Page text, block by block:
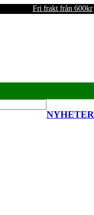
Fri frakt från 600kr
NYHETER